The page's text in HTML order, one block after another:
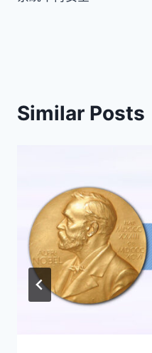
Similar Posts